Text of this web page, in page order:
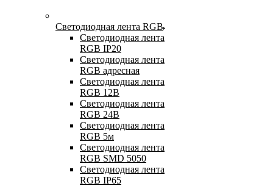
Светодиодная лента RGB
Светодиодная лента
RGB IP20
Светодиодная лента
RGB адресная
Светодиодная лента
RGB 12В
Светодиодная лента
RGB 24В
Светодиодная лента
RGB 5м
Светодиодная лента
RGB SMD 5050
Светодиодная лента
RGB IP65